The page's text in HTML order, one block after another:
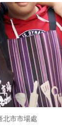
北市市場處